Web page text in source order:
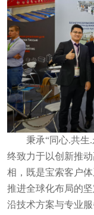
秉承“同心.共生
终致力于以创新推
相，既是宝索客户
推进全球化布局的
沿技术方案与专业